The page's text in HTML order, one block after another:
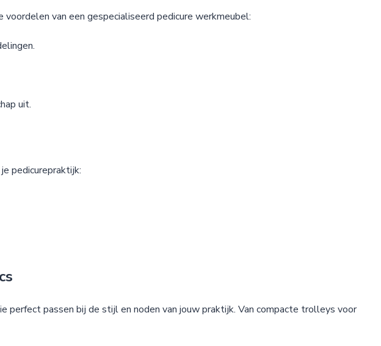
van een gespecialiseerd pedicure werkmeubel:
uit.
pedicurepraktijk:
perfect passen bij de stijl en noden van jouw praktijk. Van compacte trolleys voor